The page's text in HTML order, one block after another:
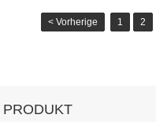
Verwendung: Zum Walzen von
Systemlieferant, der Ihre Anlage
< Vorherige 1 2
PRODUKT